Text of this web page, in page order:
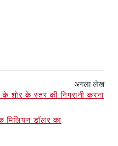
अगला लेख
शोर के स्तर की निगरानी करना
मिलियन डॉलर का